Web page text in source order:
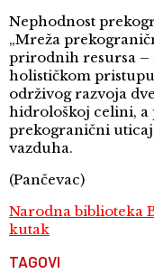
Nephodnost
„Mreža
prirodnih resursa –
holističkom
održivog razvoja
hidrološkoj celini, a
prekogranični uticaj
vazduha.
(Pančevac)
Narodna biblioteka
kutak
TAGOVI